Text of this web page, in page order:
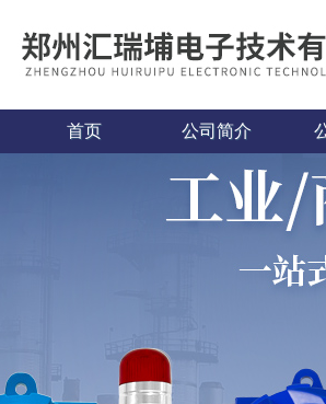
首页 公司简介